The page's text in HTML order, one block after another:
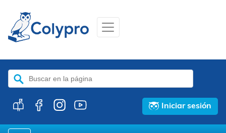
Buscar:
Iniciar sesión